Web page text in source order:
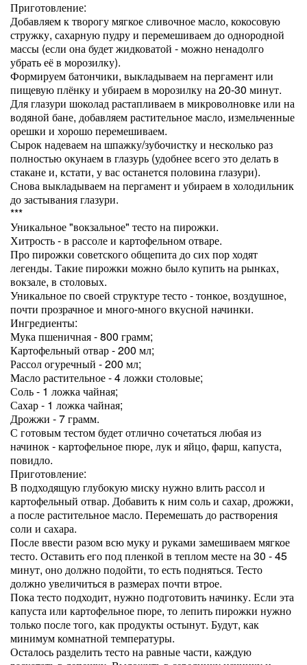
Приготовление:
Добавляем к творогу мягкое сливочное масло, кокосовую
стружку, сахарную пудру и перемешиваем до однородной
массы (если она будет жидковатой - можно ненадолго
убрать её в морозилку).
Формируем батончики, выкладываем на пергамент или
пищевую плёнку и убираем в морозилку на 20-30 минут.
Для глазури шоколад растапливаем в микроволновке или на
водяной бане, добавляем растительное масло, измельченные
орешки и хорошо перемешиваем.
Сырок надеваем на шпажку/зубочистку и несколько раз
полностью окунаем в глазурь (удобнее всего это делать в
стакане и, кстати, у вас останется половина глазури).
Снова выкладываем на пергамент и убираем в холодильник
до застывания глазури.
***
Уникальное "вокзальное" тесто на пирожки.
Хитрость - в рассоле и картофельном отваре.
Про пирожки советского общепита до сих пор ходят
легенды. Такие пирожки можно было купить на рынках,
вокзале, в столовых.
Уникальное по своей структуре тесто - тонкое, воздушное,
почти прозрачное и много-много вкусной начинки.
Ингредиенты:
Мука пшеничная - 800 грамм;
Картофельный отвар - 200 мл;
Рассол огуречный - 200 мл;
Масло растительное - 4 ложки столовые;
Соль - 1 ложка чайная;
Сахар - 1 ложка чайная;
Дрожжи - 7 грамм.
С готовым тестом будет отлично сочетаться любая из
начинок - картофельное пюре, лук и яйцо, фарш, капуста,
повидло.
Приготовление:
В подходящую глубокую миску нужно влить рассол и
картофельный отвар. Добавить к ним соль и сахар, дрожжи,
а после растительное масло. Перемешать до растворения
соли и сахара.
После ввести разом всю муку и руками замешиваем мягкое
тесто. Оставить его под пленкой в теплом месте на 30 - 45
минут, оно должно подойти, то есть подняться. Тесто
должно увеличиться в размерах почти втрое.
Пока тесто подходит, нужно подготовить начинку. Если эта
капуста или картофельное пюре, то лепить пирожки нужно
только после того, как продукты остынут. Будут, как
минимум комнатной температуры.
Осталось разделить тесто на равные части, каждую